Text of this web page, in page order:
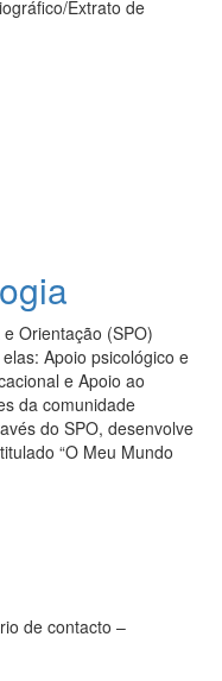
Extrato de
Orientação (SPO)
Apoio psicológico e
e Apoio ao
da comunidade
do SPO, desenvolve
“O Meu Mundo
de contacto –